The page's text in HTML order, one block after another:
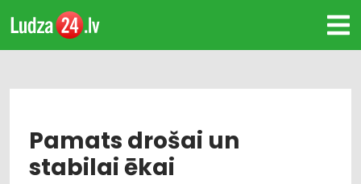
Pamats drošai un
stabilai ēkai